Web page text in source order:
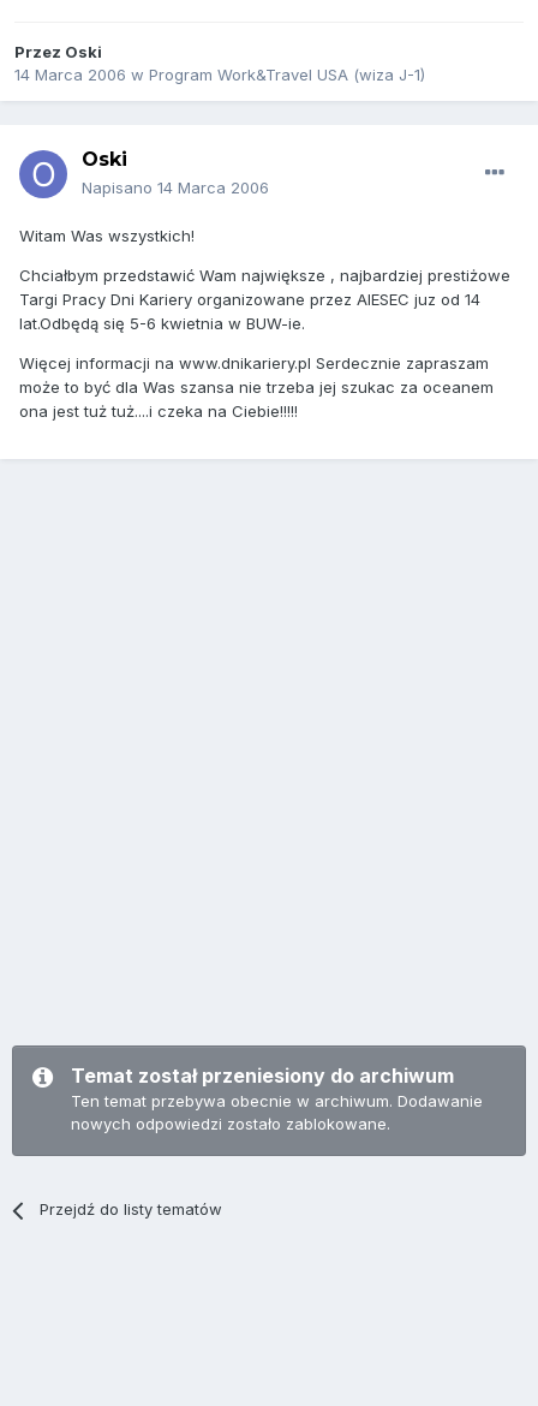
Przez Oski
14 Marca 2006 w Program Work&Travel USA (wiza J-1)
Oski
Napisano 14 Marca 2006
Witam Was wszystkich!
Chciałbym przedstawić Wam największe , najbardziej prestiżowe
Targi Pracy Dni Kariery organizowane przez AIESEC juz od 14
lat.Odbędą się 5-6 kwietnia w BUW-ie.
Więcej informacji na www.dnikariery.pl Serdecznie zapraszam
może to być dla Was szansa nie trzeba jej szukac za oceanem
ona jest tuż tuż....i czeka na Ciebie!!!!!
Temat został przeniesiony do archiwum
Ten temat przebywa obecnie w archiwum. Dodawanie
nowych odpowiedzi zostało zablokowane.
Przejdź do listy tematów